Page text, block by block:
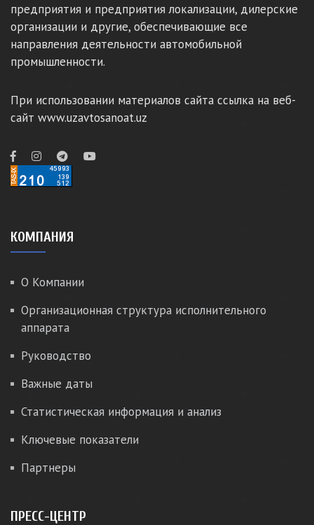
предприятия и предприятия локализации, дилерские
организации и другие, обеспечивающие все
направления деятельности автомобильной
промышленности.
При использовании материалов сайта ссылка на веб-
сайт www.uzavtosanoat.uz
КОМПАНИЯ
О Компании
Организационная структура исполнительного
аппарата
Руководство
Важные даты
Статистическая информация и анализ
Ключевые показатели
Партнеры
ПРЕСС-ЦЕНТР